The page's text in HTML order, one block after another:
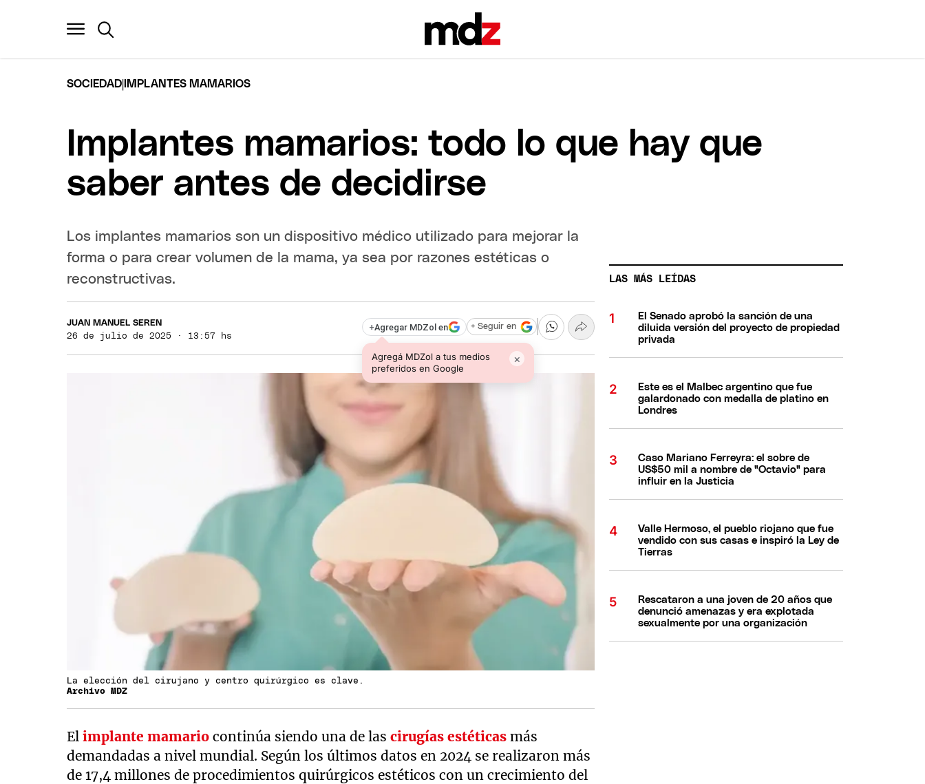
SOCIEDAD IMPLANTES MAMARIOS
Implantes mamarios: todo lo que hay que
saber antes de decidirse
Los implantes mamarios son un dispositivo médico utilizado para mejorar la
forma o para crear volumen de la mama, ya sea por razones estéticas o
reconstructivas.
JUAN MANUEL SEREN
26 de julio de 2025 · 13:57 hs
+Agregar MDZol en
Agregá MDZol a tus medios
preferidos en Google
×
+ Seguir en
La elección del cirujano y centro quirúrgico es clave.
Archivo MDZ
El implante mamario continúa siendo una de lascirugías estéticas más
demandadas a nivel mundial. Según los últimos datos en 2024 se realizaron más
de 17,4 millones de procedimientos quirúrgicos estéticos con un crecimiento del
LAS MÁS LEÍDAS
El Senado aprobó la sanción de una
diluida versión del proyecto de propiedad
privada
Este es el Malbec argentino que fue
galardonado con medalla de platino en
Londres
Caso Mariano Ferreyra: el sobre de
US$50 mil a nombre de "Octavio" para
influir en la Justicia
Valle Hermoso, el pueblo riojano que fue
vendido con sus casas e inspiró la Ley de
Tierras
Rescataron a una joven de 20 años que
denunció amenazas y era explotada
sexualmente por una organización